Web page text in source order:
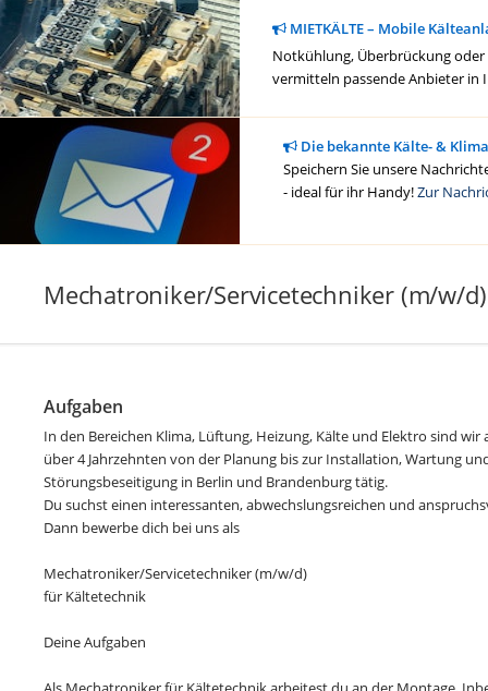
MIETKÄLTE – Mobile
Notkühlung, Überbrückung
vermitteln passende Anbieter in
Die bekannte Kälte- &
Speichern Sie unsere
- ideal für ihr Handy!Zur
Mechatroniker/Servicetechniker (m/w/
Aufgaben
In den Bereichen Klima, Lüftung, Heizung, Kälte und Elektro sind
über 4 Jahrzehnten von der Planung bis zur Installation, Wartung
Störungsbeseitigung in Berlin und Brandenburg tätig.
Du suchst einen interessanten, abwechslungsreichen und
Dann bewerbe dich bei uns als
Mechatroniker/Servicetechniker (m/w/d)
für Kältetechnik
Deine Aufgaben